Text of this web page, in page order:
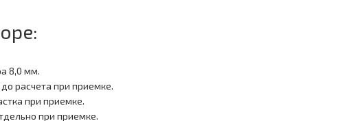
8,0 мм.
расчета при приемке.
при приемке.
при приемке.